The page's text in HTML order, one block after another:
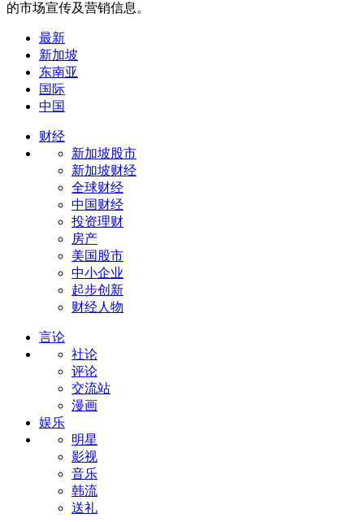
的市场宣传及营销信息。
最新
新加坡
东南亚
国际
中国
财经
新加坡股市
新加坡财经
全球财经
中国财经
投资理财
房产
美国股市
中小企业
起步创新
财经人物
言论
社论
评论
交流站
漫画
娱乐
明星
影视
音乐
韩流
送礼